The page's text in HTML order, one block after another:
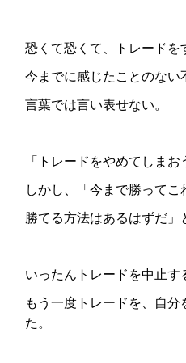
恐くて恐くて、トレードを
今までに感じたことのない
言葉では言い表せない。
「トレードをやめてしまお
しかし、「今まで勝ってこ
勝てる方法はあるはずだ」
いったんトレードを中止す
もう一度トレードを、自
た。